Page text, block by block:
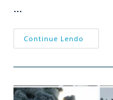
…
Continue Lendo
O
DO